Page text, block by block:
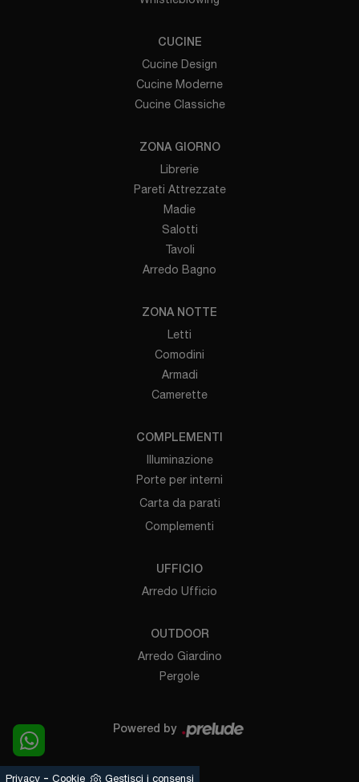
CUCINE
Cucine Design
Cucine Moderne
Cucine Classiche
ZONA GIORNO
Librerie
Pareti Attrezzate
Madie
Salotti
Tavoli
Arredo Bagno
ZONA NOTTE
Letti
Comodini
Armadi
Camerette
COMPLEMENTI
Illuminazione
Porte per interni
Carta da parati
Complementi
UFFICIO
Arredo Ufficio
OUTDOOR
Arredo Giardino
Pergole
Powered by
Privacy - Cookie Gestisci i consensi